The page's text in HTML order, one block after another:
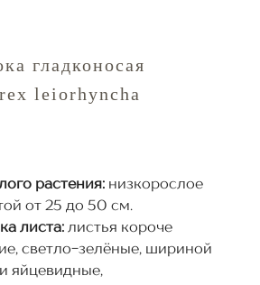
гладконосая
leiorhyncha
растения:низкорослое
от 25 до 50 см.
листа:листья короче
светло-зелёные, шириной
яйцевидные,